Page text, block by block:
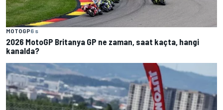
MOTOGP6 s
2026 MotoGP Britanya GP ne zaman, saat kaçta, hangi
kanalda?